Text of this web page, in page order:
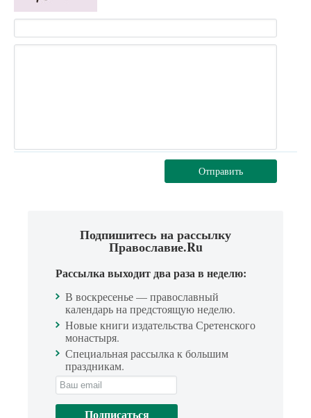
Отправить
Подпишитесь на рассылку
Православие.Ru
Рассылка выходит два раза в неделю:
В воскресенье — православный
календарь на предстоящую неделю.
Новые книги издательства Сретенского
монастыря.
Специальная рассылка к большим
праздникам.